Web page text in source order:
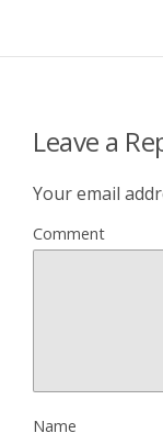
Leave a
Your email
Comment
Name